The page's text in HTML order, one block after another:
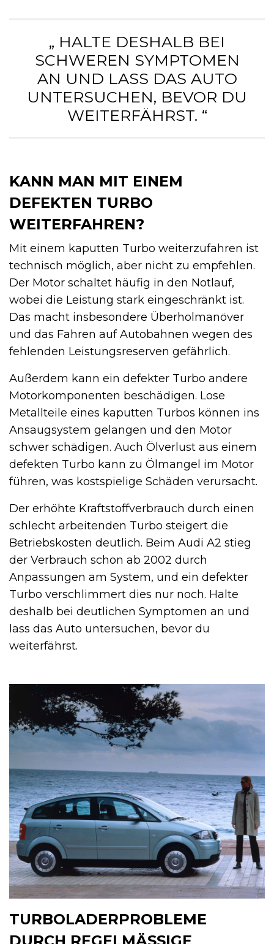
„ HALTE DESHALB BEI
SCHWEREN SYMPTOMEN
AN UND LASS DAS AUTO
UNTERSUCHEN, BEVOR DU
WEITERFÄHRST. “
KANN MAN MIT EINEM
DEFEKTEN TURBO
WEITERFAHREN?
Mit einem kaputten Turbo weiterzufahren ist
technisch möglich, aber nicht zu empfehlen.
Der Motor schaltet häufig in den Notlauf,
wobei die Leistung stark eingeschränkt ist.
Das macht insbesondere Überholmanöver
und das Fahren auf Autobahnen wegen des
fehlenden Leistungsreserven gefährlich.
Außerdem kann ein defekter Turbo andere
Motorkomponenten beschädigen. Lose
Metallteile eines kaputten Turbos können ins
Ansaugsystem gelangen und den Motor
schwer schädigen. Auch Ölverlust aus einem
defekten Turbo kann zu Ölmangel im Motor
führen, was kostspielige Schäden verursacht.
Der erhöhte Kraftstoffverbrauch durch einen
schlecht arbeitenden Turbo steigert die
Betriebskosten deutlich. Beim Audi A2 stieg
der Verbrauch schon ab 2002 durch
Anpassungen am System, und ein defekter
Turbo verschlimmert dies nur noch. Halte
deshalb bei deutlichen Symptomen an und
lass das Auto untersuchen, bevor du
weiterfährst.
TURBOLADERPROBLEME